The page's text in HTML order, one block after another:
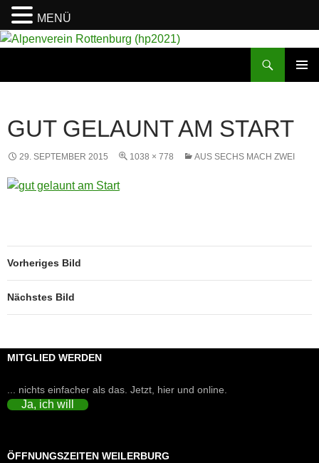
GUT GELAUNT AM START
29. SEPTEMBER 2015 1038 × 778 AUS SECHS MACH ZWEI
Vorheriges Bild
Nächstes Bild
MITGLIED WERDEN
... nichts einfacher als das. Jetzt, hier und online.
Ja, ich will
ÖFFNUNGSZEITEN WEILERBURG
MENÜ